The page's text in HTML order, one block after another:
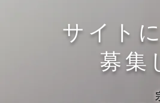
サイト
募集